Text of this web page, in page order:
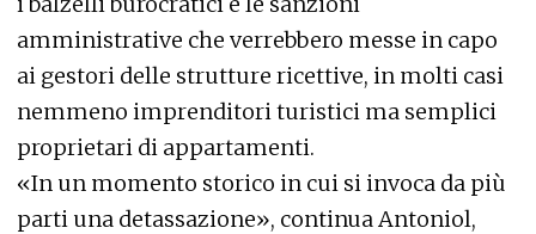
amministrative che verrebbero messe in capo
ai gestori delle strutture ricettive, in molti casi
nemmeno imprenditori turistici ma semplici
proprietari di appartamenti.
«In un momento storico in cui si invoca da più
parti una detassazione», continua Antoniol,